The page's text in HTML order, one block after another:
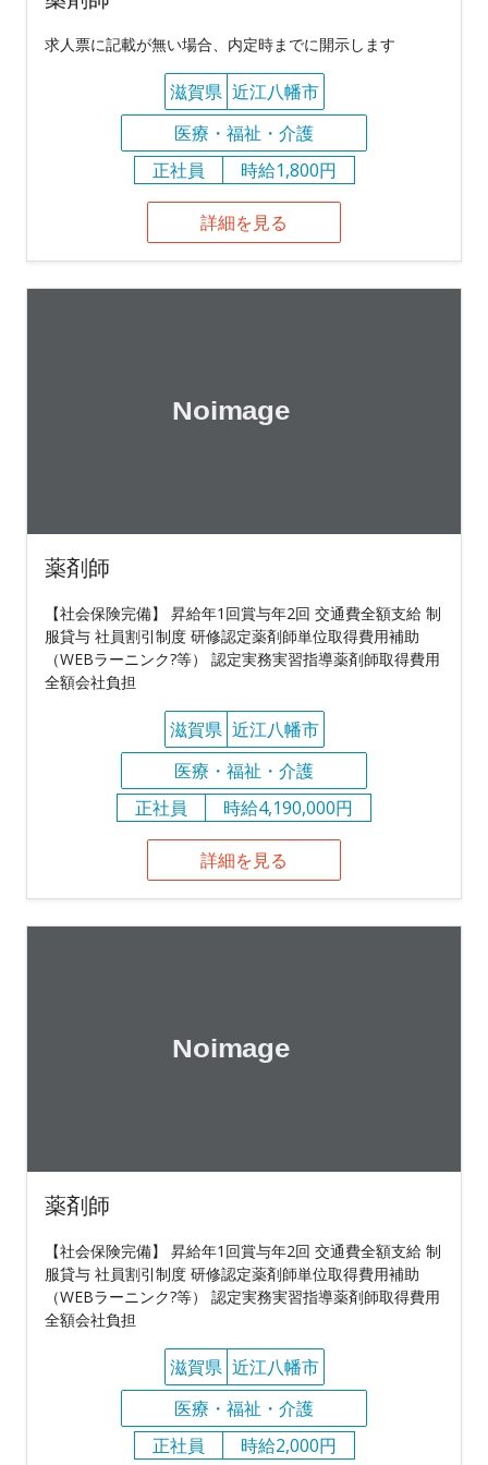
求人票に記載が無い場合、内定時までに開示します
滋賀県 近江八幡市
医療・福祉・介護
正社員
時給1,800円
詳細を見る
薬剤師
【社会保険完備】 昇給年1回賞与年2回 交通費全額支給 制
服貸与 社員割引制度 研修認定薬剤師単位取得費用補助
（WEBラーニンク?等） 認定実務実習指導薬剤師取得費用
全額会社負担
滋賀県 近江八幡市
医療・福祉・介護
正社員
時給4,190,000円
詳細を見る
薬剤師
【社会保険完備】 昇給年1回賞与年2回 交通費全額支給 制
服貸与 社員割引制度 研修認定薬剤師単位取得費用補助
（WEBラーニンク?等） 認定実務実習指導薬剤師取得費用
全額会社負担
滋賀県 近江八幡市
医療・福祉・介護
正社員
時給2,000円